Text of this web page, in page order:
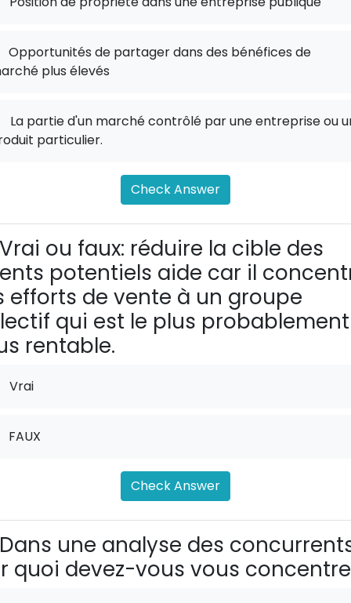
Opportunités de partager dans des bénéfices de
plus élevés
La partie d'un marché contrôlé par une entreprise ou
particulier.
Check Answer
Vrai ou faux: réduire la cible des
potentiels aide car il
efforts de vente à un groupe
qui est le plus probablement
rentable.
Vrai
FAUX
Check Answer
Dans une analyse des
quoi devez-vous vous